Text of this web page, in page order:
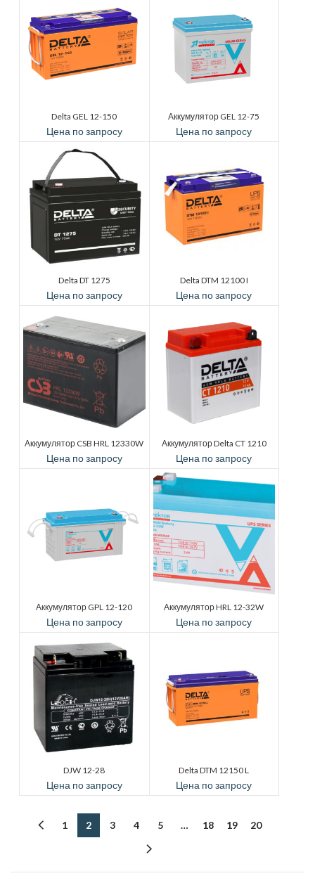
Delta GEL 12-150
Цена по запросу
Аккумулятор GEL 12-75
Цена по запросу
Delta DT 1275
Цена по запросу
Delta DTM 12100 I
Цена по запросу
Аккумулятор CSB HRL 12330W
Цена по запросу
Аккумулятор Delta CT 1210
Цена по запросу
Аккумулятор GPL 12-120
Цена по запросу
Аккумулятор HRL 12-32W
Цена по запросу
DJW 12-28
Цена по запросу
Delta DTM 12150 L
Цена по запросу
1 2 3 4 5 … 18 19 20